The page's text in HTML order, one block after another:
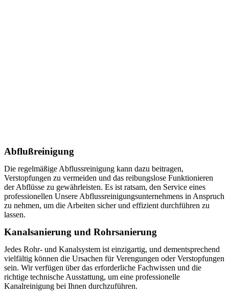
Abflußreinigung
Die regelmäßige Abflussreinigung kann dazu beitragen,
Verstopfungen zu vermeiden und das reibungslose Funktionieren
der Abflüsse zu gewährleisten. Es ist ratsam, den Service eines
professionellen Unsere Abflussreinigungsunternehmens in Anspruch
zu nehmen, um die Arbeiten sicher und effizient durchführen zu
lassen.
Kanalsanierung und Rohrsanierung
Jedes Rohr- und Kanalsystem ist einzigartig, und dementsprechend
vielfältig können die Ursachen für Verengungen oder Verstopfungen
sein. Wir verfügen über das erforderliche Fachwissen und die
richtige technische Ausstattung, um eine professionelle
Kanalreinigung bei Ihnen durchzuführen.